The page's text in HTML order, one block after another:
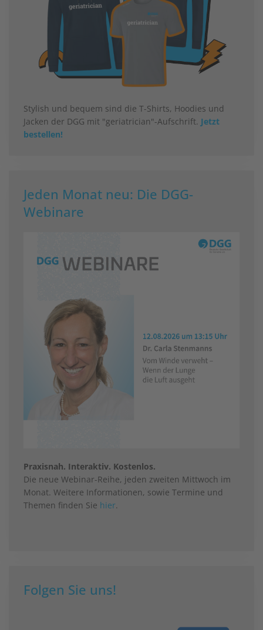
Stylish und bequem sind die T-Shirts, Hoodies und
Jacken der DGG mit "geriatrician"-Aufschrift. Jetzt
bestellen!
Jeden Monat neu: Die DGG-
Webinare
Praxisnah. Interaktiv. Kostenlos.
Die neue Webinar-Reihe, jeden zweiten Mittwoch im
Monat. Weitere Informationen, sowie Termine und
Themen finden Sie hier.
Folgen Sie uns!